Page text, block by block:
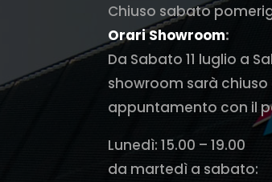
Chiuso sabato
Orari Showroom:
Da Sabato 11 luglio a
showroom sarà
appuntamento con il
Lunedì: 15.00 – 19.00
da martedì a sabato: